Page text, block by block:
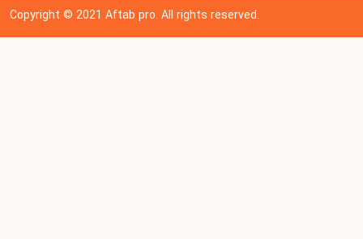
Copyright © 202 1Aftab pro. All rights reserved.